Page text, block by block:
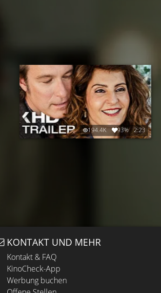
194.4K 93% 2:23
KONTAKT UND MEHR
Kontakt & FAQ
KinoCheck-App
Werbung buchen